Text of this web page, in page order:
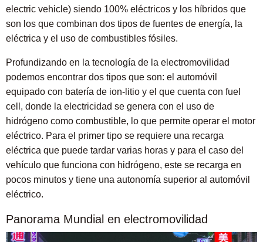
electric vehicle) siendo 100% eléctricos y los híbridos que
son los que combinan dos tipos de fuentes de energía, la
eléctrica y el uso de combustibles fósiles.
Profundizando en la tecnología de la electromovilidad
podemos encontrar dos tipos que son: el automóvil
equipado con batería de ion-litio y el que cuenta con fuel
cell, donde la electricidad se genera con el uso de
hidrógeno como combustible, lo que permite operar el motor
eléctrico. Para el primer tipo se requiere una recarga
eléctrica que puede tardar varias horas y para el caso del
vehículo que funciona con hidrógeno, este se recarga en
pocos minutos y tiene una autonomía superior al automóvil
eléctrico.
Panorama Mundial en electromovilidad